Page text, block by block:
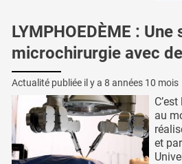
LYMPHOEDÈME : Une
microchirurgie avec
Actualité publiée il y a 8 années 10 mois
au
et